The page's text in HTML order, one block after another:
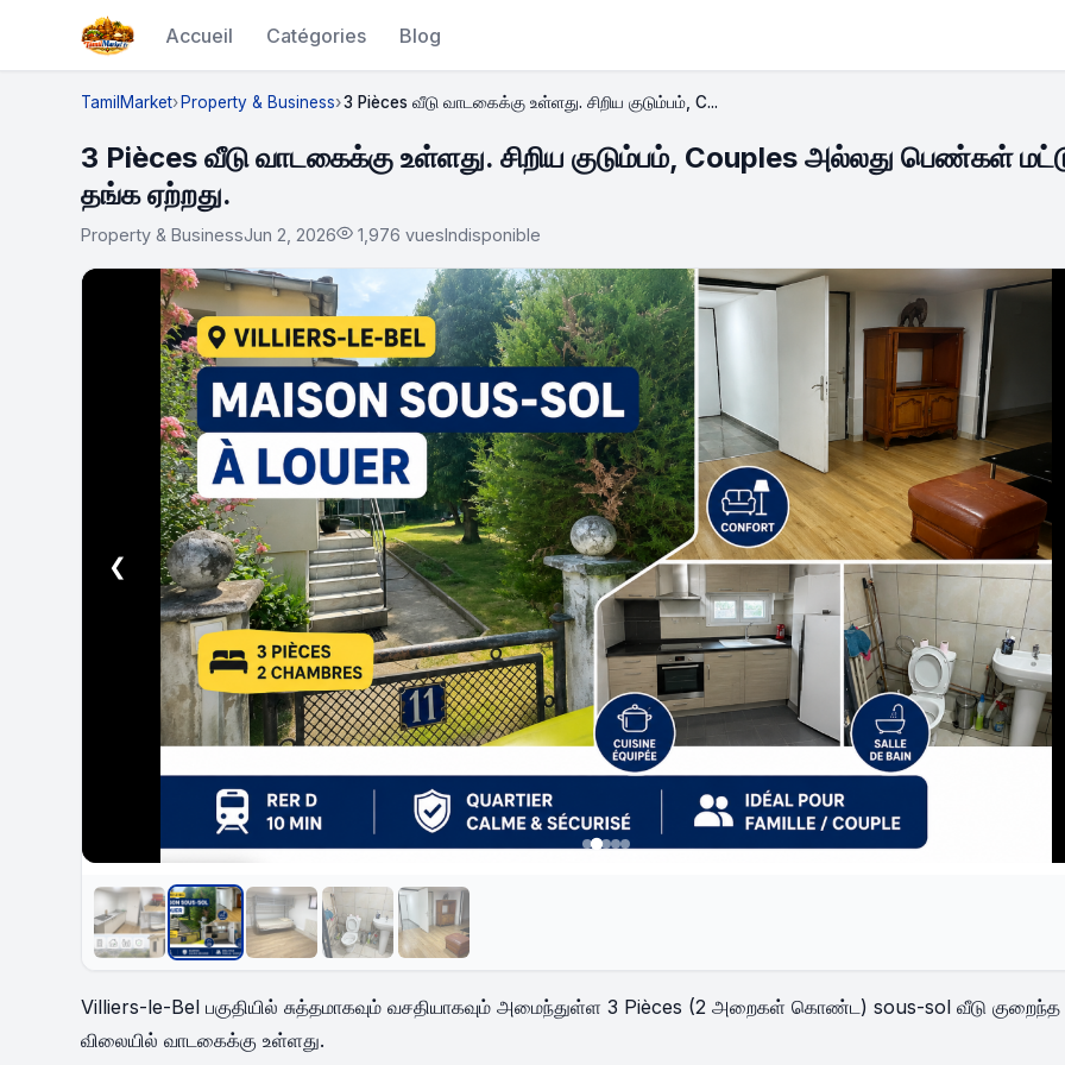
Accueil Catégories Blog
TamilMarket Property & Business 3 Pièces வீடு வாடகைக்கு உள்ளது. சிறிய குடும்பம், C...
3 Pièces வீடு வாடகைக்கு உள்ளது. சிறிய குடும்பம், Couples அல்லது பெண்கள்
தங்க ஏற்றது.
Property & BusinessJun 2, 2026 1,976 vuesIndisponible
INDISPONIBLE
❮
Villiers-le-Bel பகுதியில் சுத்தமாகவும் வசதியாகவும் அமைந்துள்ள 3 Pièces (2 அறைகள் கொண்ட) sous-sol வீடு குறைந்த
விலையில் வாடகைக்கு உள்ளது.